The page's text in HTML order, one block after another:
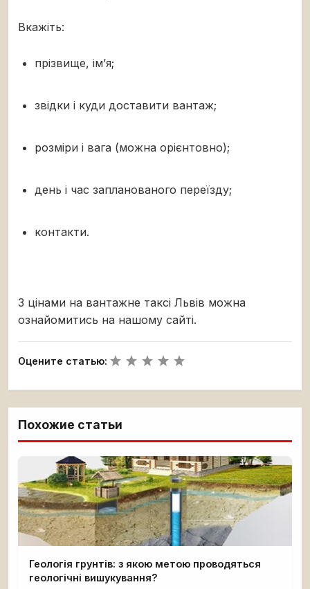
Вкажіть:
прізвище, ім’я;
звідки і куди доставити вантаж;
розміри і вага (можна орієнтовно);
день і час запланованого переїзду;
контакти.
З цінами на вантажне таксі Львів можна
ознайомитись на нашому сайті.
Оцените статью:
Похожие статьи
Геологія грунтів: з якою метою проводяться
геологічні вишукування?